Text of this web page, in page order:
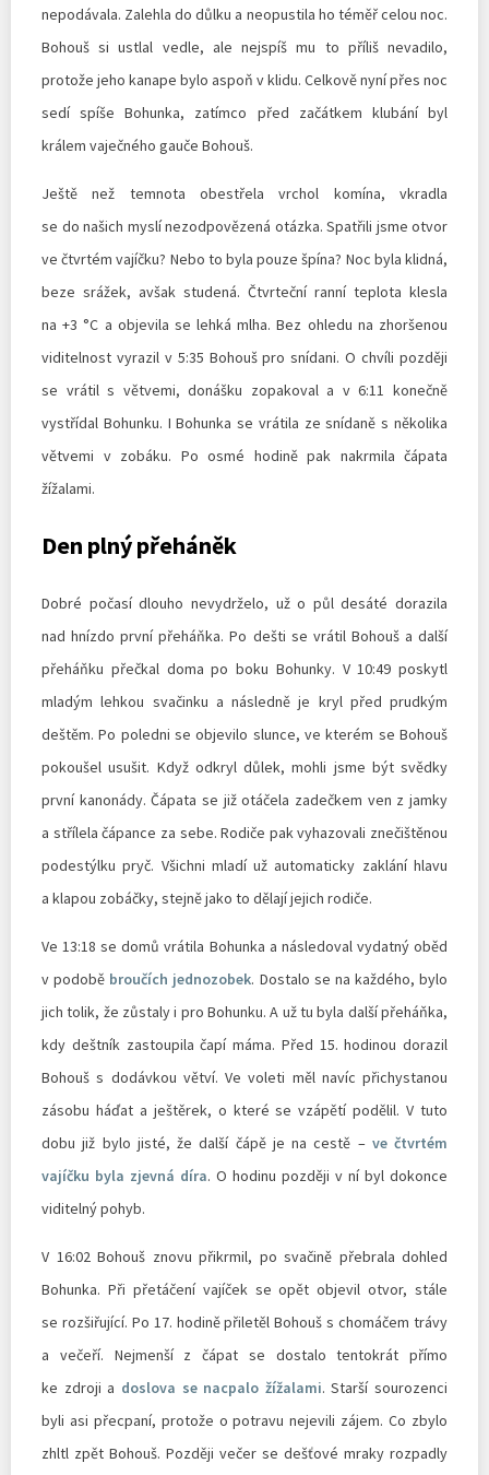
nepodávala. Zalehla do důlku a neopustila ho téměř celou noc.
Bohouš si ustlal vedle, ale nejspíš mu to příliš nevadilo,
protože jeho kanape bylo aspoň v klidu. Celkově nyní přes noc
sedí spíše Bohunka, zatímco před začátkem klubání byl
králem vaječného gauče Bohouš.
Ještě než temnota obestřela vrchol komína, vkradla
se do našich myslí nezodpovězená otázka. Spatřili jsme otvor
ve čtvrtém vajíčku? Nebo to byla pouze špína? Noc byla klidná,
beze srážek, avšak studená. Čtvrteční ranní teplota klesla
na +3 °C a objevila se lehká mlha. Bez ohledu na zhoršenou
viditelnost vyrazil v 5:35 Bohouš pro snídani. O chvíli později
se vrátil s větvemi, donášku zopakoval a v 6:11 konečně
vystřídal Bohunku. I Bohunka se vrátila ze snídaně s několika
větvemi v zobáku. Po osmé hodině pak nakrmila čápata
žížalami.
Den plný přeháněk
Dobré počasí dlouho nevydrželo, už o půl desáté dorazila
nad hnízdo první přeháňka. Po dešti se vrátil Bohouš a další
přeháňku přečkal doma po boku Bohunky. V 10:49 poskytl
mladým lehkou svačinku a následně je kryl před prudkým
deštěm. Po poledni se objevilo slunce, ve kterém se Bohouš
pokoušel usušit. Když odkryl důlek, mohli jsme být svědky
první kanonády. Čápata se již otáčela zadečkem ven z jamky
a střílela čápance za sebe. Rodiče pak vyhazovali znečištěnou
podestýlku pryč. Všichni mladí už automaticky zaklání hlavu
a klapou zobáčky, stejně jako to dělají jejich rodiče.
Ve 13:18 se domů vrátila Bohunka a následoval vydatný oběd
v podobě broučích jednozobek. Dostalo se na každého, bylo
jich tolik, že zůstaly i pro Bohunku. A už tu byla další přeháňka,
kdy deštník zastoupila čapí máma. Před 15. hodinou dorazil
Bohouš s dodávkou větví. Ve voleti měl navíc přichystanou
zásobu háďat a ještěrek, o které se vzápětí podělil. V tuto
dobu již bylo jisté, že další čápě je na cestě – ve čtvrtém
vajíčku byla zjevná díra. O hodinu později v ní byl dokonce
viditelný pohyb.
V 16:02 Bohouš znovu přikrmil, po svačině přebrala dohled
Bohunka. Při přetáčení vajíček se opět objevil otvor, stále
se rozšiřující. Po 17. hodině přiletěl Bohouš s chomáčem trávy
a večeří. Nejmenší z čápat se dostalo tentokrát přímo
ke zdroji a doslova se nacpalo žížalami. Starší sourozenci
byli asi přecpaní, protože o potravu nejevili zájem. Co zbylo
zhltl zpět Bohouš. Později večer se dešťové mraky rozpadly